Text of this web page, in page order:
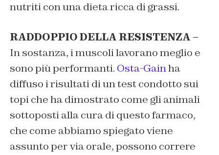
nutriti con una dieta ricca di grassi.
RADDOPPIO DELLA RESISTENZA –
In sostanza, i muscoli lavorano meglio e
sono più performanti. Osta-Gainha
diffuso i risultati di un test condotto sui
topi che ha dimostrato come gli animali
sottoposti alla cura di questo farmaco,
che come abbiamo spiegato viene
assunto per via orale, possono correre